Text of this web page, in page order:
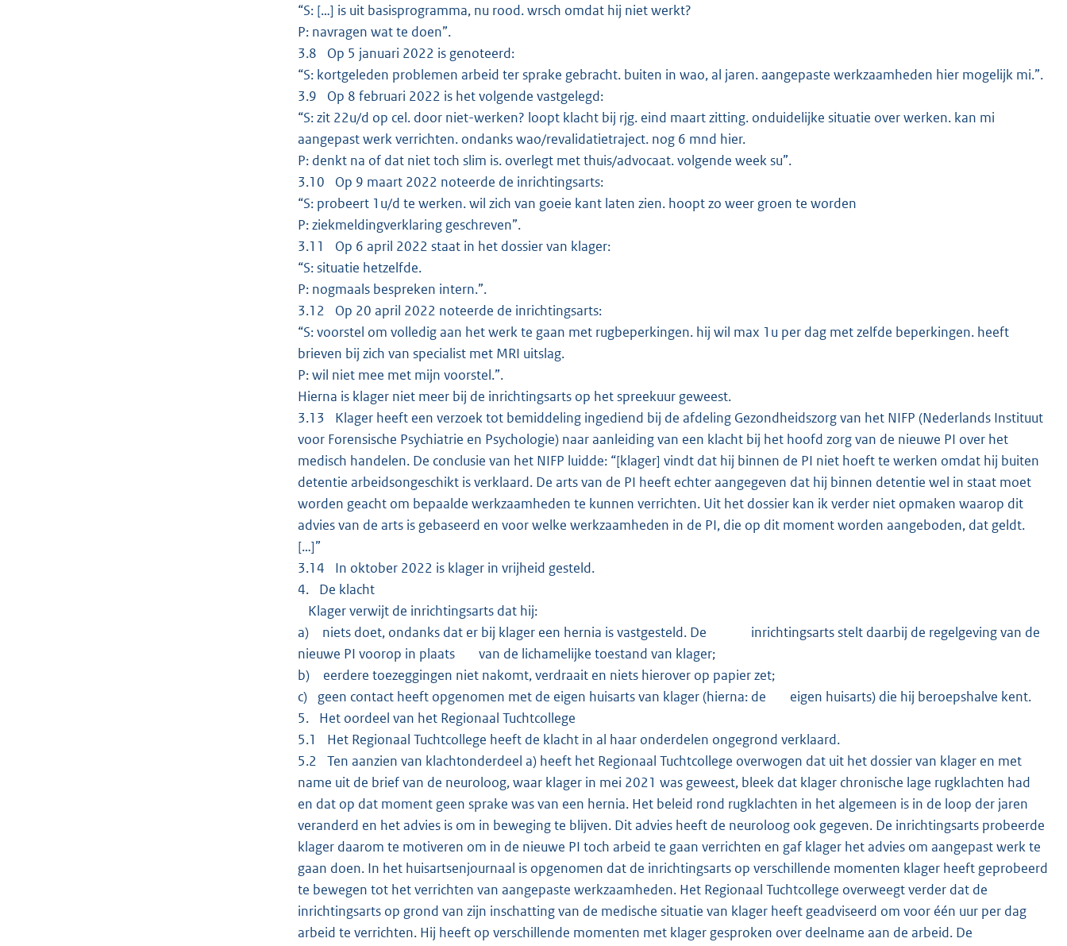
“S: […] is uit basisprogramma, nu rood. wrsch omdat hij niet werkt?
P: navragen wat te doen”.
3.8 Op 5 januari 2022 is genoteerd:
“S: kortgeleden problemen arbeid ter sprake gebracht. buiten in wao, al jaren. aangepaste werkzaamheden hier mogelijk mi.”.
3.9 Op 8 februari 2022 is het volgende vastgelegd:
“S: zit 22u/d op cel. door niet-werken? loopt klacht bij rjg. eind maart zitting. onduidelijke situatie over werken. kan mi
aangepast werk verrichten. ondanks wao/revalidatietraject. nog 6 mnd hier.
P: denkt na of dat niet toch slim is. overlegt met thuis/advocaat. volgende week su”.
3.10 Op 9 maart 2022 noteerde de inrichtingsarts:
“S: probeert 1u/d te werken. wil zich van goeie kant laten zien. hoopt zo weer groen te worden
P: ziekmeldingverklaring geschreven”.
3.11 Op 6 april 2022 staat in het dossier van klager:
“S: situatie hetzelfde.
P: nogmaals bespreken intern.”.
3.12 Op 20 april 2022 noteerde de inrichtingsarts:
“S: voorstel om volledig aan het werk te gaan met rugbeperkingen. hij wil max 1u per dag met zelfde beperkingen. heeft
brieven bij zich van specialist met MRI uitslag.
P: wil niet mee met mijn voorstel.”.
Hierna is klager niet meer bij de inrichtingsarts op het spreekuur geweest.
3.13 Klager heeft een verzoek tot bemiddeling ingediend bij de afdeling Gezondheidszorg van het NIFP (Nederlands Instituut
voor Forensische Psychiatrie en Psychologie) naar aanleiding van een klacht bij het hoofd zorg van de nieuwe PI over het
medisch handelen. De conclusie van het NIFP luidde: “[klager] vindt dat hij binnen de PI niet hoeft te werken omdat hij buiten
detentie arbeidsongeschikt is verklaard. De arts van de PI heeft echter aangegeven dat hij binnen detentie wel in staat moet
worden geacht om bepaalde werkzaamheden te kunnen verrichten. Uit het dossier kan ik verder niet opmaken waarop dit
advies van de arts is gebaseerd en voor welke werkzaamheden in de PI, die op dit moment worden aangeboden, dat geldt.
[…]”
3.14 In oktober 2022 is klager in vrijheid gesteld.
4. De klacht
Klager verwijt de inrichtingsarts dat hij:
a) niets doet, ondanks dat er bij klager een hernia is vastgesteld. De inrichtingsarts stelt daarbij de regelgeving van de
nieuwe PI voorop in plaats van de lichamelijke toestand van klager;
b) eerdere toezeggingen niet nakomt, verdraait en niets hierover op papier zet;
c) geen contact heeft opgenomen met de eigen huisarts van klager (hierna: de eigen huisarts) die hij beroepshalve kent.
5. Het oordeel van het Regionaal Tuchtcollege
5.1 Het Regionaal Tuchtcollege heeft de klacht in al haar onderdelen ongegrond verklaard.
5.2 Ten aanzien van klachtonderdeel a) heeft het Regionaal Tuchtcollege overwogen dat uit het dossier van klager en met
name uit de brief van de neuroloog, waar klager in mei 2021 was geweest, bleek dat klager chronische lage rugklachten had
en dat op dat moment geen sprake was van een hernia. Het beleid rond rugklachten in het algemeen is in de loop der jaren
veranderd en het advies is om in beweging te blijven. Dit advies heeft de neuroloog ook gegeven. De inrichtingsarts probeerde
klager daarom te motiveren om in de nieuwe PI toch arbeid te gaan verrichten en gaf klager het advies om aangepast werk te
gaan doen. In het huisartsenjournaal is opgenomen dat de inrichtingsarts op verschillende momenten klager heeft geprobeerd
te bewegen tot het verrichten van aangepaste werkzaamheden. Het Regionaal Tuchtcollege overweegt verder dat de
inrichtingsarts op grond van zijn inschatting van de medische situatie van klager heeft geadviseerd om voor één uur per dag
arbeid te verrichten. Hij heeft op verschillende momenten met klager gesproken over deelname aan de arbeid. De